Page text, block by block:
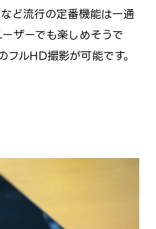
ど流行の定番機能は一通
ザーでも楽しめそうで
ルHD撮影が可能です。